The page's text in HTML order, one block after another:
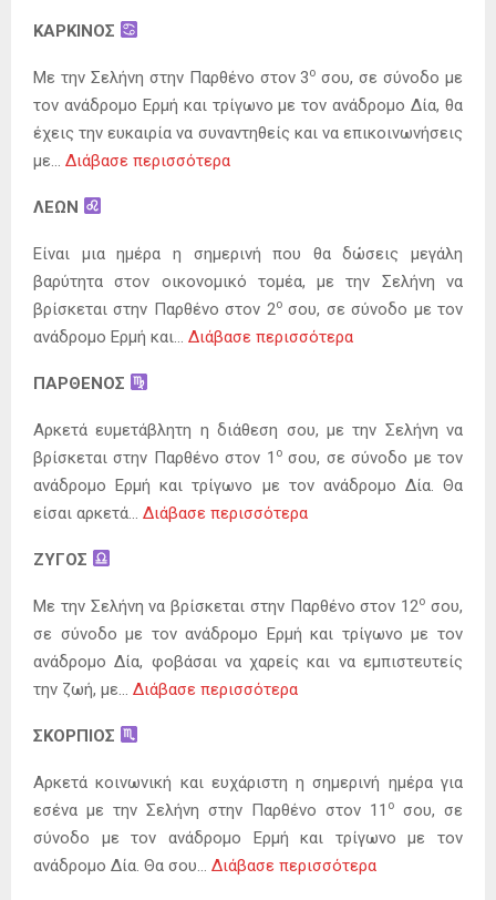
ΚΑΡΚΙΝΟΣ
Με την Σελήνη στην Παρθένο στον 3ο σου, σε σύνοδο με
τον ανάδρομο Ερμή και τρίγωνο με τον ανάδρομο Δία, θα
έχεις την ευκαιρία να συναντηθείς και να επικοινωνήσεις
με… Διάβασε περισσότερα
ΛΕΩΝ
Είναι μια ημέρα η σημερινή που θα δώσεις μεγάλη
βαρύτητα στον οικονομικό τομέα, με την Σελήνη να
βρίσκεται στην Παρθένο στον 2οσου, σε σύνοδο με τον
ανάδρομο Ερμή και… Διάβασε περισσότερα
ΠΑΡΘΕΝΟΣ
Αρκετά ευμετάβλητη η διάθεση σου, με την Σελήνη να
βρίσκεται στην Παρθένο στον 1 οσου, σε σύνοδο με τον
ανάδρομο Ερμή και τρίγωνο με τον ανάδρομο Δία. Θα
είσαι αρκετά… Διάβασε περισσότερα
ΖΥΓΟΣ
Mε την Σελήνη να βρίσκεται στην Παρθένο στον 12ο σου,
σε σύνοδο με τον ανάδρομο Ερμή και τρίγωνο με τον
ανάδρομο Δία, φοβάσαι να χαρείς και να εμπιστευτείς
την ζωή, με… Διάβασε περισσότερα
ΣΚΟΡΠΙΟΣ
Αρκετά κοινωνική και ευχάριστη η σημερινή ημέρα για
εσένα με την Σελήνη στην Παρθένο στον 11 ο
σου, σε
σύνοδο με τον ανάδρομο Ερμή και τρίγωνο με τον
ανάδρομο Δία. Θα σου… Διάβασε περισσότερα